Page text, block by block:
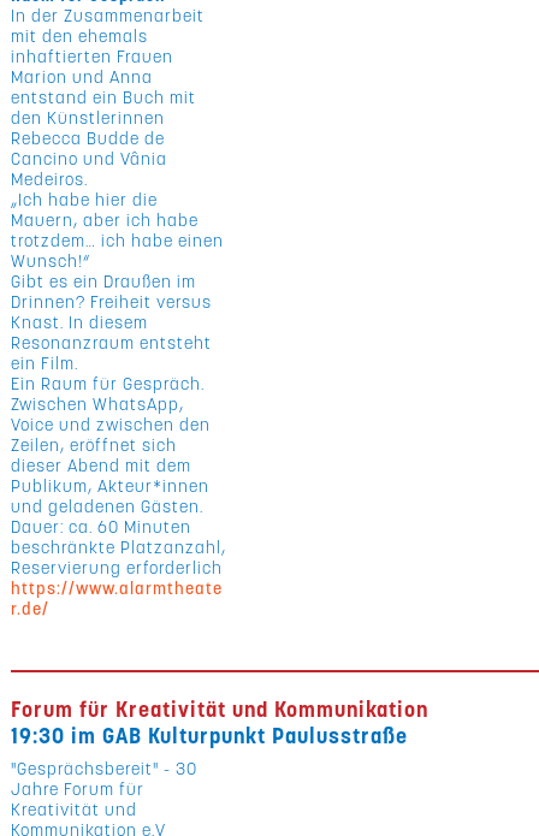
In der Zusammenarbeit
mit den ehemals
inhaftierten Frauen
Marion und Anna
entstand ein Buch mit
den Künstlerinnen
Rebecca Budde de
Cancino und Vânia
Medeiros.
„Ich habe hier die
Mauern, aber ich habe
trotzdem… ich habe einen
Wunsch!“
Gibt es ein Draußen im
Drinnen? Freiheit versus
Knast. In diesem
Resonanzraum entsteht
ein Film.
Ein Raum für Gespräch.
Zwischen WhatsApp,
Voice und zwischen den
Zeilen, eröffnet sich
dieser Abend mit dem
Publikum, Akteur*innen
und geladenen Gästen.
Dauer: ca. 60 Minuten
beschränkte Platzanzahl,
Reservierung erforderlich
https://www.alarmtheate
r.de/
Forum für Kreativität und Kommunikation
19:30 im GAB Kulturpunkt Paulusstraße
"Gesprächsbereit" - 30
Jahre Forum für
Kreativität und
Kommunikation e.V